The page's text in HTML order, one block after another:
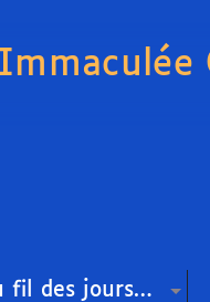
fil des jours…